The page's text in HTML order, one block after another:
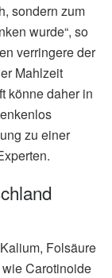
sondern zum
wurde“, so
verringere der
Mahlzeit
könne daher in
zu einer
Folsäure
Carotinoide